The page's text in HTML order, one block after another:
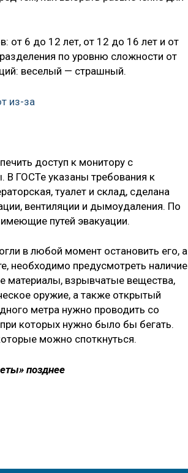
от 6 до 12 лет, от 12 до 16 лет и от
по уровню сложности от
веселый — страшный.
из-за
доступ к монитору с
В ГОСТе указаны требования к
туалет и склад, сделана
вентиляции и дымоудаления. По
путей эвакуации.
в любой момент остановить его, а
необходимо предусмотреть наличие
материалы, взрывчатые вещества,
оружие, а также открытый
метра нужно проводить со
которых нужно было бы бегать.
можно споткнуться.
позднее